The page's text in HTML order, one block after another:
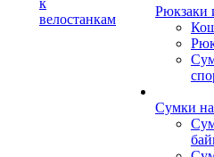
к
велостанкам
Рюкзаки
Сумки